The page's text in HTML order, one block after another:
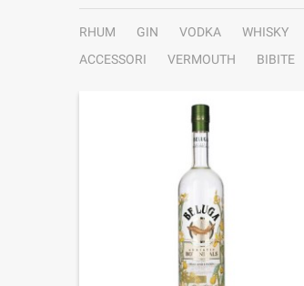
RHUM GIN VODKA WHISKY
ACCESSORI
VERMOUTH BIBITE